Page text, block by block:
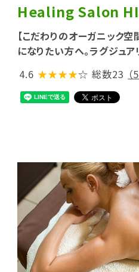
Healing Salon
【こだわりのオーガニック
になりたい方へ。ラグジュ
4.6 ★★★★☆ 総数23 （